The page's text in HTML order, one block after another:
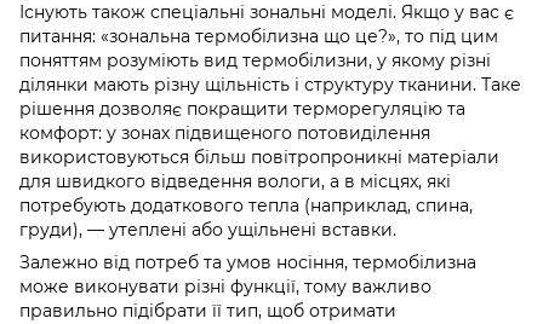
Існують також спеціальні зональні моделі. Якщо у вас є
питання: «зональна термобілизна що це?», то під цим
поняттям розуміють вид термобілизни, у якому різні
ділянки мають різну щільність і структуру тканини. Таке
рішення дозволяє покращити терморегуляцію та
комфорт: у зонах підвищеного потовиділення
використовуються більш повітропроникні матеріали
для швидкого відведення вологи, а в місцях, які
потребують додаткового тепла (наприклад, спина,
груди), — утеплені або ущільнені вставки.
Залежно від потреб та умов носіння, термобілизна
може виконувати різні функції, тому важливо
правильно підібрати її тип, щоб отримати